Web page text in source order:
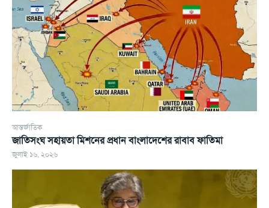
আন্তর্জাতিক
জাতিসংঘ সহায়তা মিশনের প্রধান বাংলাদেশের রাবাব ফাতিমা
জুলাই ১৬, ২০২৬